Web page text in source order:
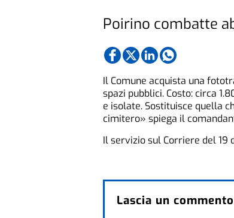
Poirino combatte
Il Comune acquista una
spazi pubblici. Costo: circa
e isolate. Sostituisce quella
cimitero» spiega il
Il servizio sul Corriere del 19
Lascia un commento